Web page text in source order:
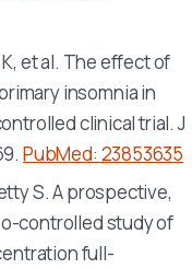
et al. The effect of
insomnia in
clinical trial.J
PubMed: 23853635
S. A prospective,
controlled study of
full-